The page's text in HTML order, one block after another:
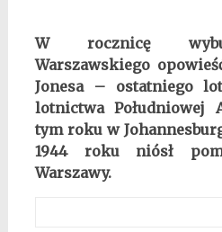
W rocznicę
Warszawskiego
Jonesa – ostatniego
lotnictwa Południowej
tym roku w
1944 roku niósł
Warszawy.